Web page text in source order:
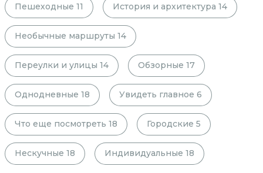
Пешеходные 11 История и архитектура 14
Необычные маршруты 14
Переулки и улицы 14 Обзорные 17
Однодневные 18 Увидеть главное 6
Что еще посмотреть 18 Городские 5
Нескучные 18 Индивидуальные 18